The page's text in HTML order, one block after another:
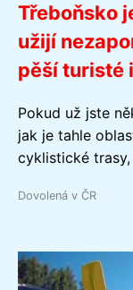
Třeboňsko
užijí
pěší turisté
Pokud už jste
jak je tahle
cyklistické trasy,
Dovolená v ČR